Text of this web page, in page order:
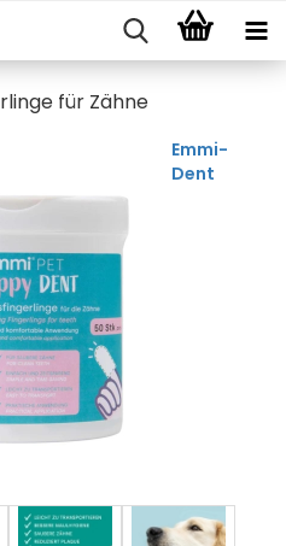
für Zähne
Emmi-
Dent